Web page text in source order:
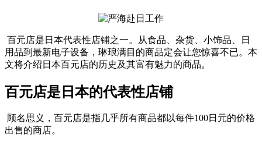
百元店是日本代表性店铺之一。从食品、杂货、小饰品、日
用品到最新电子设备，琳琅满目的商品定会让您惊喜不已。本
文将介绍日本百元店的历史及其富有魅力的商品。
百元店是日本的代表性店铺
顾名思义，百元店是指几乎所有商品都以每件100日元的价格
出售的商店。